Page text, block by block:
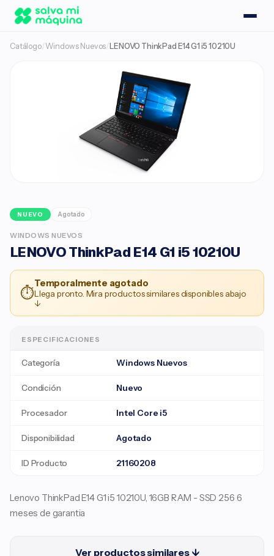
Catálogo/ Windows Nuevos/ LENOVO ThinkPad E14 G1 i5 10210U
NUEVO Agotado
WINDOWS NUEVOS
LENOVO ThinkPad E14 G1 i5 10210U
⏱
Temporalmente agotado
Llega pronto. Mira productos similares disponibles abajo
↓
ESPECIFICACIONES
Categoría Windows Nuevos
Condición Nuevo
Procesador Intel Core i5
Disponibilidad Agotado
ID Producto 21160208
Lenovo ThinkPad E14 G1 i5 10210U, 16GB RAM - SSD 256 6
meses de garantia
Ver productos similares ↓